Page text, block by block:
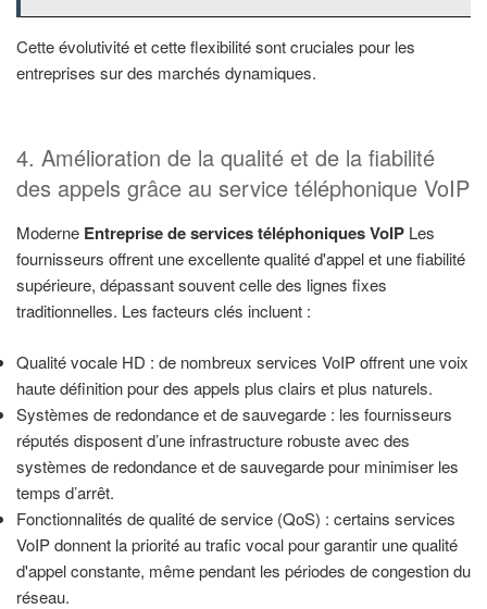
Cette évolutivité et cette flexibilité sont cruciales pour les
entreprises sur des marchés dynamiques.
4. Amélioration de la qualité et de la fiabilité
des appels grâce au service téléphonique VoIP
Moderne Entreprise de services téléphoniques VoIP Les
fournisseurs offrent une excellente qualité d'appel et une fiabilité
supérieure, dépassant souvent celle des lignes fixes
traditionnelles. Les facteurs clés incluent :
Qualité vocale HD : de nombreux services VoIP offrent une voix
haute définition pour des appels plus clairs et plus naturels.
Systèmes de redondance et de sauvegarde : les fournisseurs
réputés disposent d’une infrastructure robuste avec des
systèmes de redondance et de sauvegarde pour minimiser les
temps d’arrêt.
Fonctionnalités de qualité de service (QoS) : certains services
VoIP donnent la priorité au trafic vocal pour garantir une qualité
d'appel constante, même pendant les périodes de congestion du
réseau.